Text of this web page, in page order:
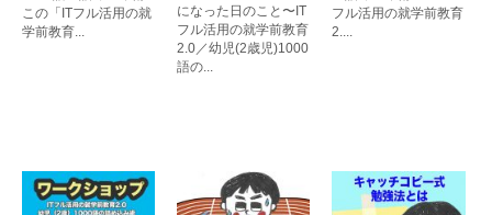
この「ITフル活用の就
学前教育...
になった日のこと〜IT
フル活用の就学前教育
2.0／幼児(2歳児)1000
語の...
フル活用の就学前教育
2....